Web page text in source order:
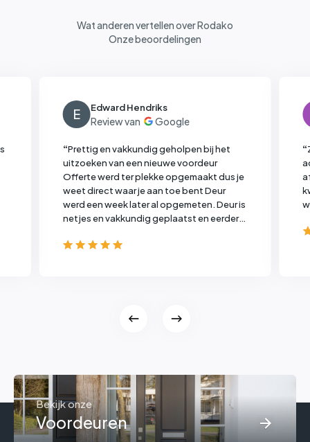
Wat anderen vertellen over Rodako
Onze beoordelingen
Edward Hendriks
E
“Prettig en vakkundig geholpen bij het
uitzoeken van een nieuwe voordeur
Offerte werd ter plekke opgemaakt dus je
weet direct waar je aan toe bentDeur
werd een week later al opgemeten. Deur is
netjes en vakkundig geplaatst en eerder
“
Bekijk onze
Voordeuren